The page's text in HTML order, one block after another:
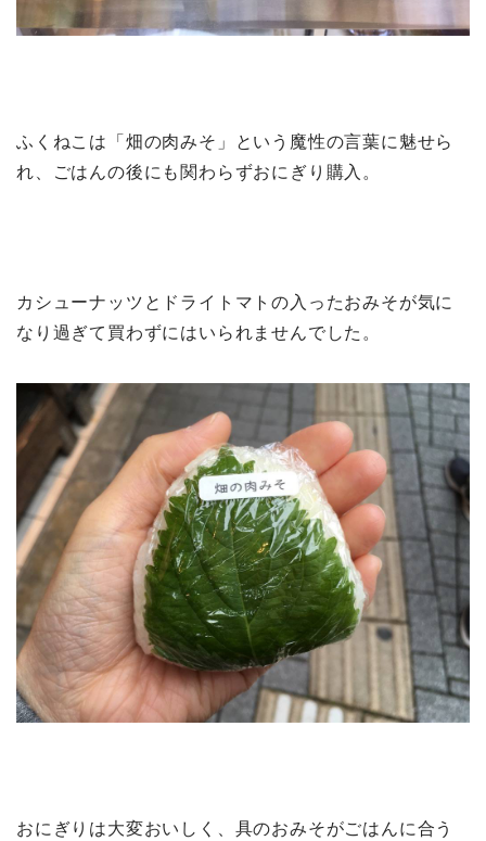
ふくねこは「畑の肉みそ」という魔性の言葉に魅せら
れ、ごはんの後にも関わらずおにぎり購入。
カシューナッツとドライトマトの入ったおみそが気に
なり過ぎて買わずにはいられませんでした。
おにぎりは大変おいしく、具のおみそがごはんに合う